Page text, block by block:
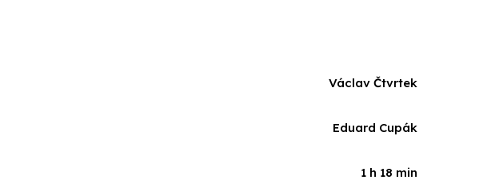
Václav Čtvrtek
Eduard Cupák
1 h 18 min